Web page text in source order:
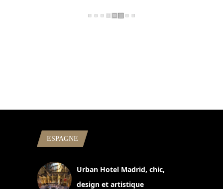
ESPAGNE
Urban Hotel Madrid, chic,
design et artistique